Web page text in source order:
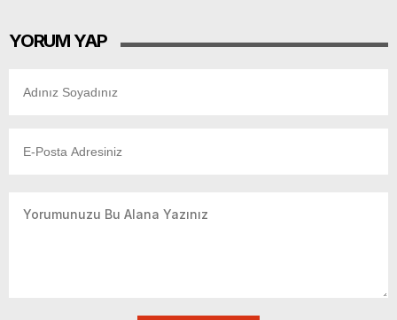
YORUM YAP